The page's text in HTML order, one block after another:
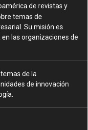
de revistas y
temas de
Su misión es
las organizaciones de
de la
de innovación